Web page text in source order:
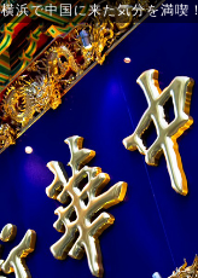
横浜で中国に来た気分を満喫！